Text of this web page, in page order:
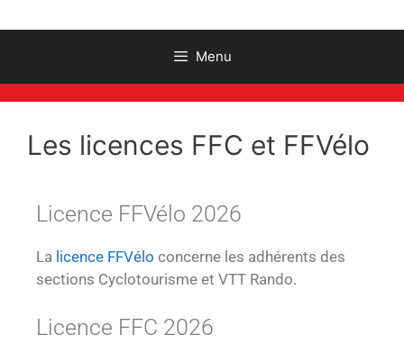
Menu
Les licences FFC et FFVélo
Licence FFVélo 2026
La licence FFVélo concerne les adhérents des
sections Cyclotourisme et VTT Rando.
Licence FFC 2026